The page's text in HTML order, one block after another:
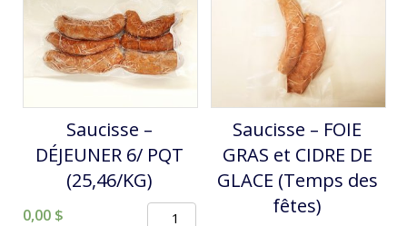
Saucisse –
DÉJEUNER 6/ PQT
(25,46/KG)
0,00 $
quantité
Saucisse – FOIE
GRAS et CIDRE DE
GLACE (Temps des
fêtes)